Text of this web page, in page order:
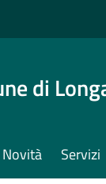
di
Novità Servizi